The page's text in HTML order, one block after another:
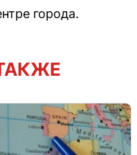
города.